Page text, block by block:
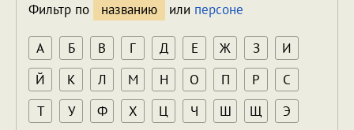
Фильтр по названию или персоне
А Б В Г Д Е Ж З
И
Й
К Л М Н О П Р
С
Т
У Ф Х Ц Ч Ш Щ
Э